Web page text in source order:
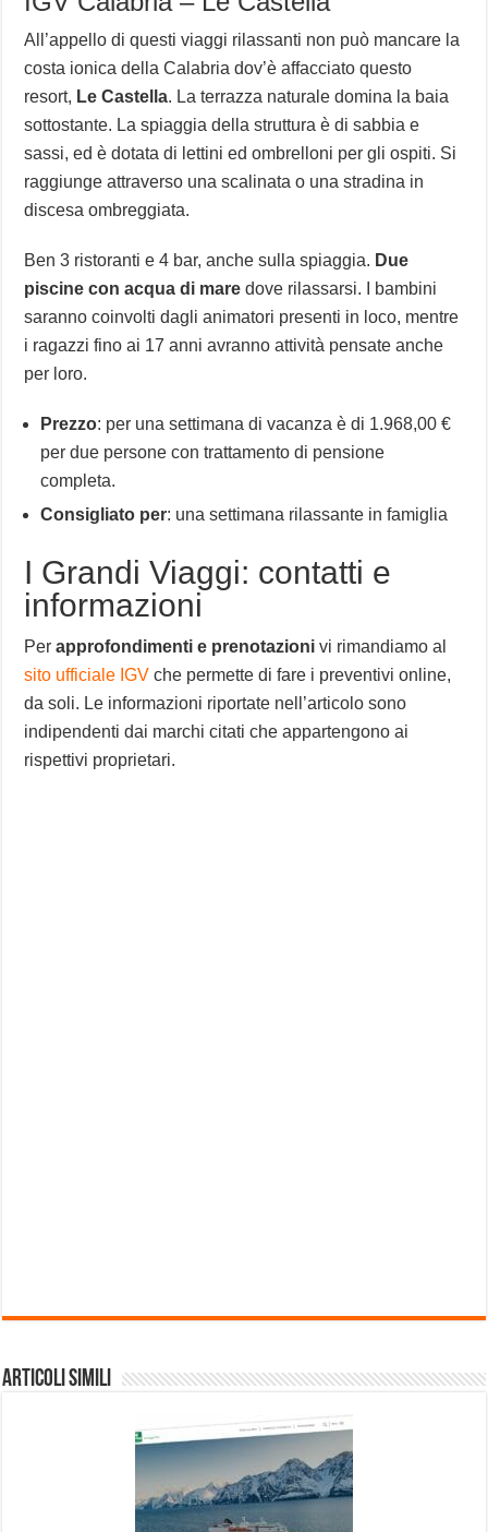
All’appello di questi viaggi rilassanti non può mancare la
costa ionica della Calabria dov’è affacciato questo
resort, Le Castella. La terrazza naturale domina la baia
sottostante. La spiaggia della struttura è di sabbia e
sassi, ed è dotata di lettini ed ombrelloni per gli ospiti. Si
raggiunge attraverso una scalinata o una stradina in
discesa ombreggiata.
Ben 3 ristoranti e 4 bar, anche sulla spiaggia. Due
piscine con acqua di mare dove rilassarsi. I bambini
saranno coinvolti dagli animatori presenti in loco, mentre
i ragazzi fino ai 17 anni avranno attività pensate anche
per loro.
Prezzo: per una settimana di vacanza è di 1.968,00 €
per due persone con trattamento di pensione
completa.
Consigliato per: una settimana rilassante in famiglia
I Grandi Viaggi: contatti e
informazioni
Perapprofondimenti e prenotazioni vi rimandiamo al
sito ufficiale IGV che permette di fare i preventivi online,
da soli. Le informazioni riportate nell’articolo sono
indipendenti dai marchi citati che appartengono ai
rispettivi proprietari.
Articoli Simili